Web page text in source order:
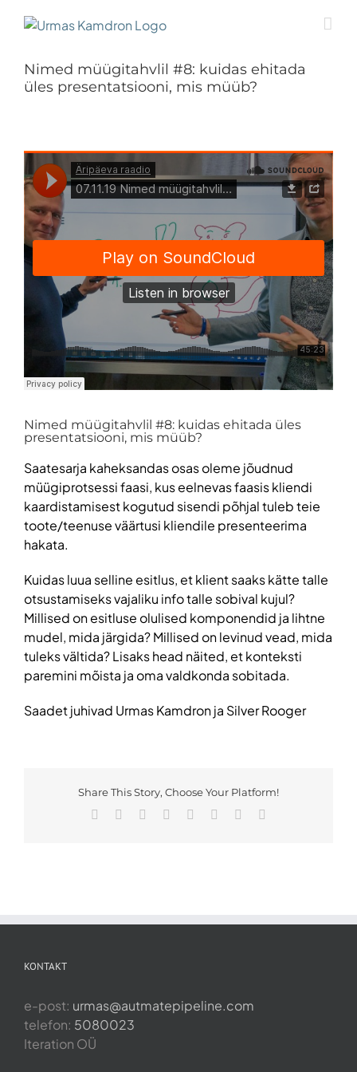
Nimed müügitahvlil #8: kuidas ehitada
üles presentatsiooni, mis müüb?
Nimed müügitahvlil #8: kuidas ehitada üles
presentatsiooni, mis müüb?
Saatesarja kaheksandas osas oleme jõudnud
müügiprotsessi faasi, kus eelnevas faasis kliendi
kaardistamisest kogutud sisendi põhjal tuleb teie
toote/teenuse väärtusi kliendile presenteerima
hakata.
Kuidas luua selline esitlus, et klient saaks kätte talle
otsustamiseks vajaliku info talle sobival kujul?
Millised on esitluse olulised komponendid ja lihtne
mudel, mida järgida? Millised on levinud vead, mida
tuleks vältida? Lisaks head näited, et konteksti
paremini mõista ja oma valdkonda sobitada.
Saadet juhivad Urmas Kamdron ja Silver Rooger
Share This Story, Choose Your Platform!
Facebook Reddit LinkedIn
TumblrPinterest
KONTAKT
e-post: urmas@autmatepipeline.com
telefon: 5080023
Iteration OÜ